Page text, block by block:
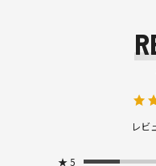
レビ
★ 5